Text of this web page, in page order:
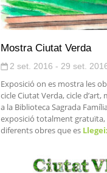
Mostra Ciutat Verda
2 set. 2016 - 29 set.
Exposició on es mostra les
cicle Ciutat Verda, cicle
a la Biblioteca Sagrada
exposició totalment gratuïta,
diferents obres que es